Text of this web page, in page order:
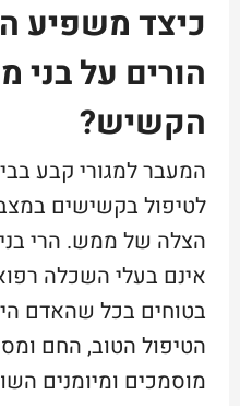
כיצד משפיע
הורים על
הקשיש?
המעבר למגורי קבע
לטיפול בקשישים
הצלה של ממש. הרי
אינם בעלי השכלה
בטוחים בכל שהאדם
הטיפול הטוב, החם
מוסמכים ומיומנים